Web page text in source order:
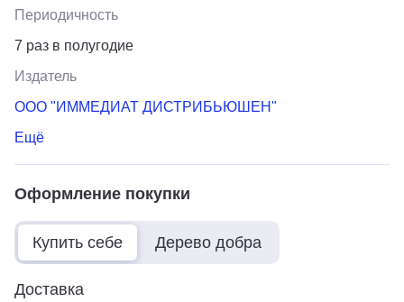
Периодичность
7 раз в полугодие
Издатель
ООО "ИММЕДИАТ ДИСТРИБЬЮШЕН"
Ещё
Оформление покупки
Купить себе Дерево добра
Доставка